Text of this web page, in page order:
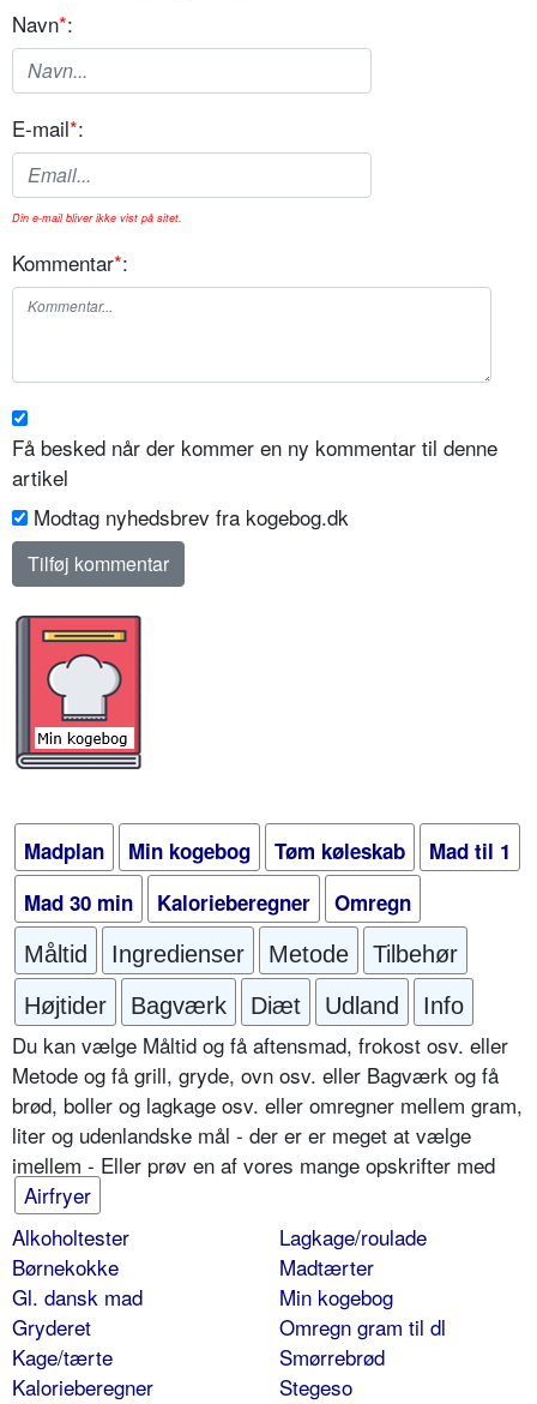
Navn*:
E-mail*:
Din e-mail bliver ikke vist på sitet.
Kommentar*:
Få besked når der kommer en ny kommentar til denne
artikel
Modtag nyhedsbrev fra kogebog.dk
Madplan Min kogebog Tøm køleskab
Mad til 1
Mad 30 min
Kalorieberegner Omregn
Måltid Ingredienser Metode
Tilbehør
Højtider
Bagværk Diæt Udland Info
Du kan vælge Måltid og få aftensmad, frokost osv. eller
Metode og få grill, gryde, ovn osv. eller Bagværk og få
brød, boller og lagkage osv. eller omregner mellem gram,
liter og udenlandske mål - der er er meget at vælge
imellem - Eller prøv en af vores mange opskrifter med
Airfryer
Alkoholtester
Børnekokke
Gl. dansk mad
Gryderet
Kage/tærte
Kalorieberegner
Lagkage/roulade
Madtærter
Min kogebog
Omregn gram til dl
Smørrebrød
Stegeso